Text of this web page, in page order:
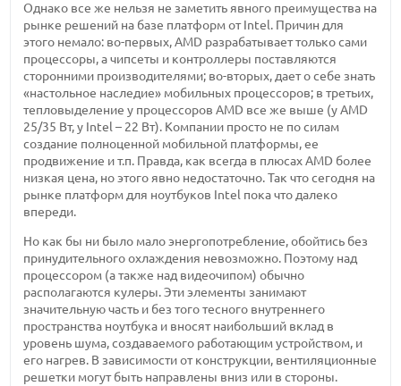
Однако все же нельзя не заметить явного преимущества на
рынке решений на базе платформ от Intel. Причин для
этого немало: во-первых, AMD разрабатывает только сами
процессоры, а чипсеты и контроллеры поставляются
сторонними производителями; во-вторых, дает о себе знать
«настольное наследие» мобильных процессоров; в третьих,
тепловыделение у процессоров AMD все же выше (у AMD
25/35 Вт, у Intel – 22 Вт). Компании просто не по силам
создание полноценной мобильной платформы, ее
продвижение и т.п. Правда, как всегда в плюсах AMD более
низкая цена, но этого явно недостаточно. Так что сегодня на
рынке платформ для ноутбуков Intel пока что далеко
впереди.
Но как бы ни было мало энергопотребление, обойтись без
принудительного охлаждения невозможно. Поэтому над
процессором (а также над видеочипом) обычно
располагаются кулеры. Эти элементы занимают
значительную часть и без того тесного внутреннего
пространства ноутбука и вносят наибольший вклад в
уровень шума, создаваемого работающим устройством, и
его нагрев. В зависимости от конструкции, вентиляционные
решетки могут быть направлены вниз или в стороны.